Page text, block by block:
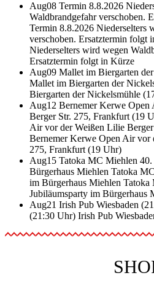
Aug08 Termin 8.8.2026
Waldbrandgefahr verschoben.
Termin 8.8.2026 Niederselters
verschoben. Ersatztermin folgt
Niederselters wird wegen
Ersatztermin folgt in Kürze
Aug09 Mallet im Biergarten
Mallet im Biergarten der
Biergarten der Nickelsmühle
Aug12 Bernemer Kerwe
Berger Str. 275, Frankfurt (19
Air vor der Weißen Lilie
Bernemer Kerwe Open Air vor
275, Frankfurt (19 Uhr)
Aug15 Tatoka MC Miehlen
Bürgerhaus Miehlen Tatoka
im Bürgerhaus Miehlen Tatoka
Jubiläumsparty im Bürgerhaus
Aug21 Irish Pub Wiesbaden
(21:30 Uhr) Irish Pub